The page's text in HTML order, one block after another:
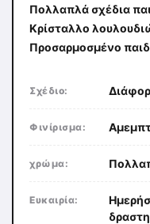
Πολλαπλά σχέδια
Κρίσταλλο
Προσαρμοσμένο
Σχέδιο:
Φινίρισμα:
χρώμα:
Ευκαιρία: